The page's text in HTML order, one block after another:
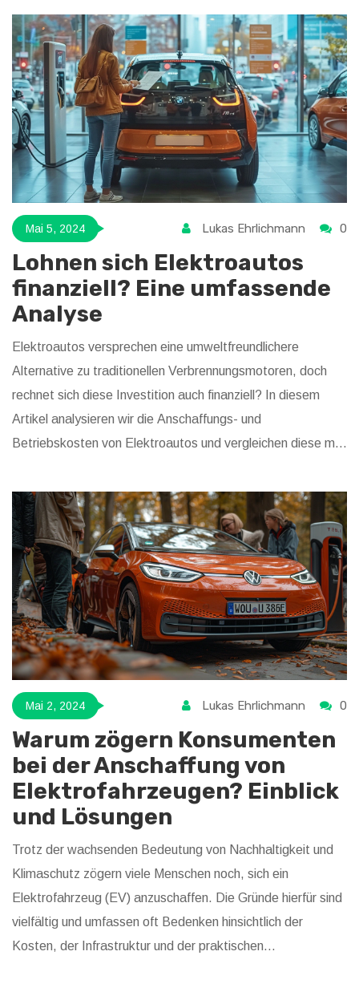
Fahrzeugen gibt und welche Vorsichtsmaßnahmen ergriffen
werden sollten, um Schäden zu vermeiden. Praktische
Tipps für den Notfall und allgemeine Hinweise zur
Batteriewartung werden ebenfalls zur Verfügung gestellt.
Mai 5, 2024 Lukas Ehrlichmann 0
Lohnen sich Elektroautos
finanziell? Eine umfassende
Analyse
Elektroautos versprechen eine umweltfreundlichere
Alternative zu traditionellen Verbrennungsmotoren, doch
rechnet sich diese Investition auch finanziell? In diesem
Artikel analysieren wir die Anschaffungs- und
Betriebskosten von Elektroautos und vergleichen diese mit
Anreize, die Langzeitkosten, sowie den
Wiederverkaufswert, um ein klares Bild über die finanziellen
Aspekte von Elektrofahrzeugen zu zeichnen.
Mai 2, 2024 Lukas Ehrlichmann 0
Warum zögern Konsumenten
bei der Anschaffung von
Elektrofahrzeugen? Einblick
und Lösungen
Trotz der wachsenden Bedeutung von Nachhaltigkeit und
Klimaschutz zögern viele Menschen noch, sich ein
Elektrofahrzeug (EV) anzuschaffen. Die Gründe hierfür sind
vielfältig und umfassen oft Bedenken hinsichtlich der
Kosten, der Infrastruktur und der praktischen